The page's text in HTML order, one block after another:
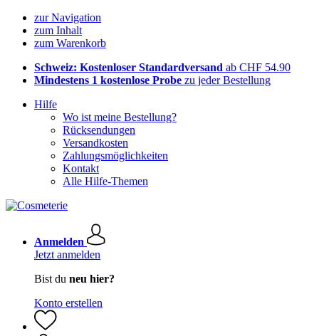
zur Navigation
zum Inhalt
zum Warenkorb
Schweiz: Kostenloser Standardversand ab CHF 54.90
Mindestens 1 kostenlose Probe zu jeder Bestellung
Hilfe
Wo ist meine Bestellung?
Rücksendungen
Versandkosten
Zahlungsmöglichkeiten
Kontakt
Alle Hilfe-Themen
Anmelden
Jetzt anmelden
Bist du neu hier?
Konto erstellen